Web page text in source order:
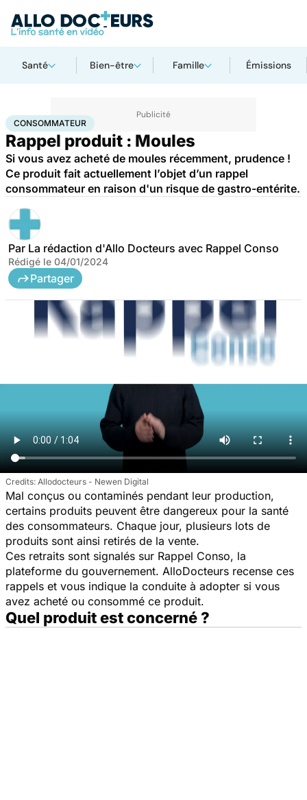
Santé Bien-être Famille Émissions
AccueilSantéConsommateur
CONSOMMATEUR
Rappel produit : Moules
Si vous avez acheté de moules récemment, prudence !
Ce produit fait actuellement l’objet d’un rappel
consommateur en raison d'un risque de gastro-entérite.
Par La rédaction d'Allo Docteurs avec Rappel Conso
Rédigé le 04/01/2024
Partager
Allodocteurs - Newen Digital
Mal conçus ou contaminés pendant leur production,
certains produits peuvent être dangereux pour la santé
des consommateurs. Chaque jour, plusieurs lots de
produits sont ainsi retirés de la vente.
Ces retraits sont signalés sur Rappel Conso, la
plateforme du gouvernement. AlloDocteurs recense ces
rappels et vous indique la conduite à adopter si vous
avez acheté ou consommé ce produit.
Quel produit est concerné ?